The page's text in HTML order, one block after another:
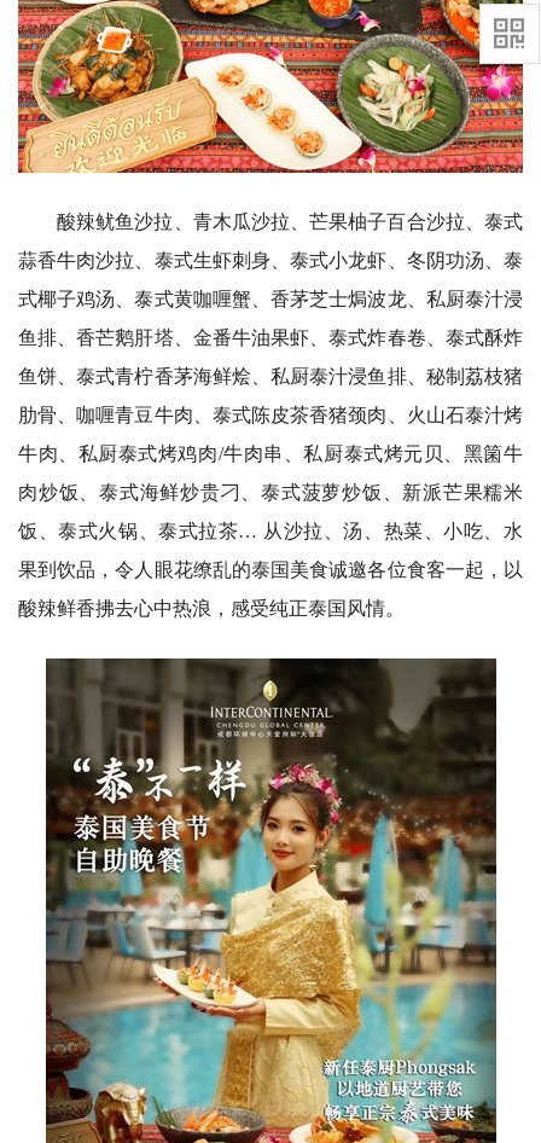
酸辣鱿鱼沙拉、青木瓜沙拉、芒果柚子百合沙拉、泰式
蒜香牛肉沙拉、泰式生虾刺身、泰式小龙虾、冬阴功汤、泰
式椰子鸡汤、泰式黄咖喱蟹、香茅芝士焗波龙、私厨泰汁浸
鱼排、香芒鹅肝塔、金番牛油果虾、泰式炸春卷、泰式酥炸
鱼饼、泰式青柠香茅海鲜烩、私厨泰汁浸鱼排、秘制荔枝猪
肋骨、咖喱青豆牛肉、泰式陈皮茶香猪颈肉、火山石泰汁烤
牛肉、私厨泰式烤鸡肉/牛肉串、私厨泰式烤元贝、黑箘牛
肉炒饭、泰式海鲜炒贵刁、泰式菠萝炒饭、新派芒果糯米
饭、泰式火锅、泰式拉茶… 从沙拉、汤、热菜、小吃、水
果到饮品，令人眼花缭乱的泰国美食诚邀各位食客一起，以
酸辣鲜香拂去心中热浪，感受纯正泰国风情。